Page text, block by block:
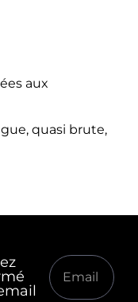
aux
quasi brute,